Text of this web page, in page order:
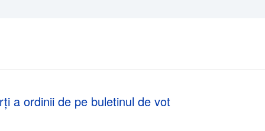
a ordinii de pe buletinul de vot